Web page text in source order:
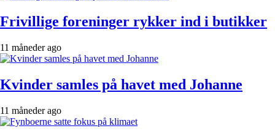
Frivillige foreninger rykker ind i butikker
11 måneder ago
Kvinder samles på havet med Johanne
11 måneder ago